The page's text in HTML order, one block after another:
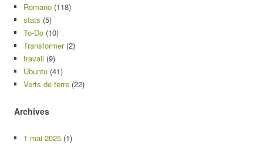
Romano (118)
stats (5)
To-Do (10)
Transformer(2)
travail (9)
Ubuntu (41)
Verts de terre (22)
Archives
1 mai 2025 (1)